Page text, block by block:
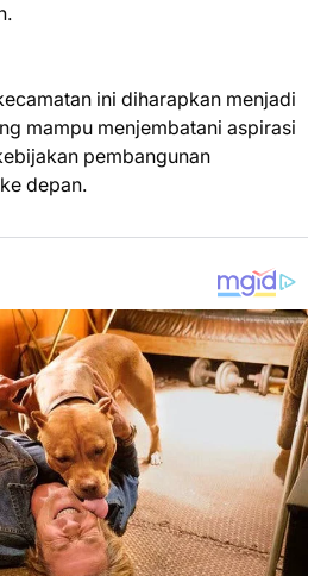
ini diharapkan menjadi
mampu menjembatani aspirasi
pembangunan
depan.